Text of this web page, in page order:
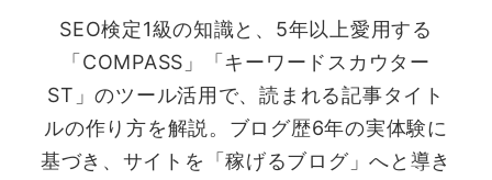
SEO検定1級の知識と、5年以上愛用する
「COMPASS」「キーワードスカウター
ST」のツール活用で、読まれる記事タイト
ルの作り方を解説。ブログ歴6年の実体験に
基づき、サイトを「稼げるブログ」へと導き